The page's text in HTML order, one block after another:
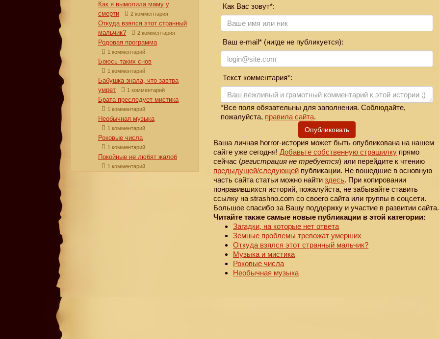
Как Вас зовут*:
Ваш e-mail* (нигде не публикуется):
Текст комментария*:
*Все поля обязательны для заполнения. Соблюдайте,
пожалуйста, правила сайта.
Опубликовать
Ваша личная horror-история может быть опубликована на нашем
сайте уже сегодня!Добавьте собственную страшилку прямо
сейчас (регистрация не требуется) или перейдите к чтению
предыдущей/следующей публикации. Не вошедшие в основную
часть сайта статьи можно найтиздесь. При копировании
понравившихся историй, пожалуйста, не забывайте ставить
ссылку на strashno.com со своего сайта или группы в соцсети.
Большое спасибо за Вашу поддержку и участие в развитии сайта.
Читайте также самые новые публикации в этой категории:
Загадки, на которые нет ответа
Земные проблемы тревожат умерших
Откуда взялся этот странный мальчик?
Музыка и мистика
Роковые числа
Необычная музыка
Как я вымолила маму у
смерти
2 комментария
Откуда взялся этот странный
мальчик?
2 комментария
Родовая программа
1 комментарий
Боюсь таких снов
1 комментарий
Бабушка знала, что завтра
умрет
1 комментарий
Брата преследует мистика
1 комментарий
Необычная музыка
1 комментарий
Роковые числа
1 комментарий
Покойные не любят жалоб
1 комментарий